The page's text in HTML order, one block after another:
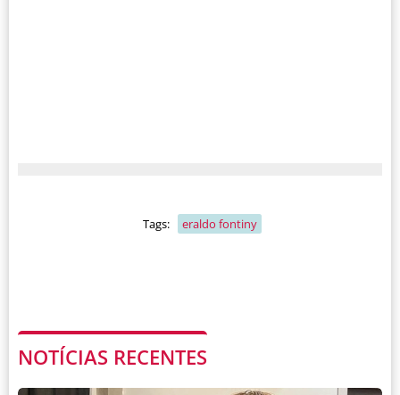
Tags: eraldo fontiny
NOTÍCIAS RECENTES